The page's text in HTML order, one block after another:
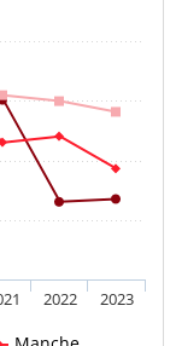
2022 2023